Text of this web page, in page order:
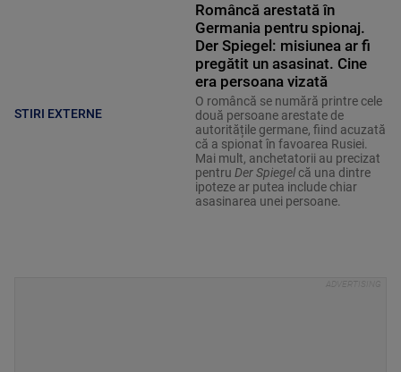
STIRI EXTERNE
Româncă arestată în
Germania pentru spionaj.
Der Spiegel: misiunea ar fi
pregătit un asasinat. Cine
era persoana vizată
O româncă se numără printre cele
două persoane arestate de
autoritățile germane, fiind acuzată
că a spionat în favoarea Rusiei.
Mai mult, anchetatorii au precizat
pentru Der Spiegelcă una dintre
ipoteze ar putea include chiar
asasinarea unei persoane.